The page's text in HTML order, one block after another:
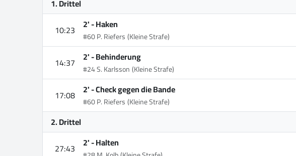
1. Drittel
10:23 2' -Haken
#60 P. Riefers(Kleine Strafe)
14:37 2' -Behinderung
#24 S. Karlsson(Kleine Strafe)
17:08 2' -Check gegen die Bande
#60 P. Riefers(Kleine Strafe)
2. Drittel
27:43 2' -Halten